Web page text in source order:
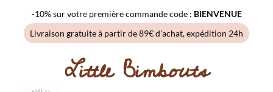
-10% sur votre première commande code : BIENVENUE
Livraison gratuite à partir de 89€ d'achat, expédition 24h
Little Bimbouts